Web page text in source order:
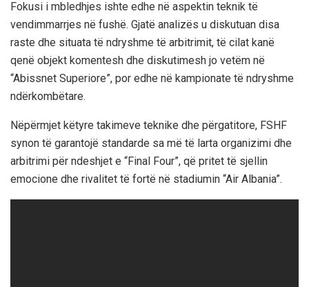
Fokusi i mbledhjes ishte edhe në aspektin teknik të
vendimmarrjes në fushë. Gjatë analizës u diskutuan disa
raste dhe situata të ndryshme të arbitrimit, të cilat kanë
qenë objekt komentesh dhe diskutimesh jo vetëm në
“Abissnet Superiore”, por edhe në kampionate të ndryshme
ndërkombëtare.
Nëpërmjet këtyre takimeve teknike dhe përgatitore, FSHF
synon të garantojë standarde sa më të larta organizimi dhe
arbitrimi për ndeshjet e “Final Four”, që pritet të sjellin
emocione dhe rivalitet të fortë në stadiumin “Air Albania”.